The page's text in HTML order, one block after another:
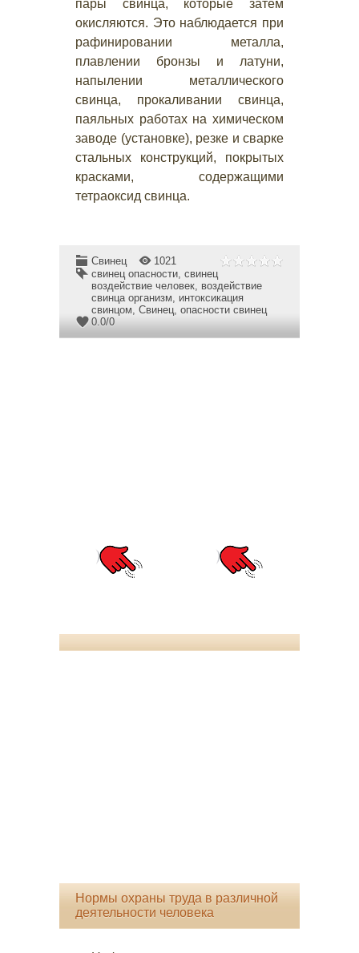
пары свинца, которые затем
окисляются. Это наблюдается при
рафинировании металла,
плавлении бронзы и латуни,
напылении металлического
свинца, прокаливании свинца,
паяльных работах на химическом
заводе (установке), резке и сварке
стальных конструкций, покрытых
красками, содержащими
тетраоксид свинца.
Свинец
1021
свинец опасности, свинец
воздействие человек, воздействие
свинца организм, интоксикация
свинцом, Свинец, опасности свинец
0.0/0
Нормы охраны труда в различной
деятельности человека